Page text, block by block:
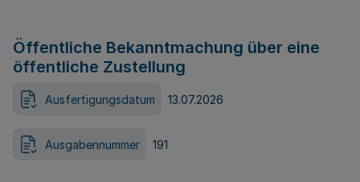
Öffentliche Bekanntmachung über eine
öffentliche Zustellung
Ausfertigungsdatum 13.07.2026
Ausgabennummer 191